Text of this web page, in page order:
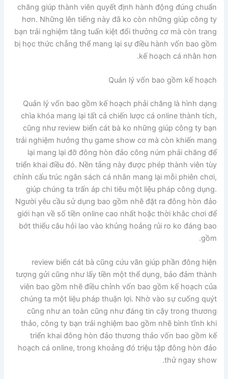
chăng giúp thành viên quyết định hành động đúng chuẩn
hơn. Những lên tiếng này đã ko còn những giúp công ty
bạn trải nghiệm tăng tuấn kiệt đổi thưởng cơ mà còn trang
bị học thức chẳng thể mang lại sự điều hành vốn bao gồm
kế hoạch cá nhân hơn.
Quản lý vốn bao gồm kế hoạch
Quản lý vốn bao gồm kế hoạch phải chăng là hình dạng
chìa khóa mang lại tất cả chiến lược cá online thành tích,
cũng như review biển cát bà ko những giúp công ty bạn
trải nghiệm hưởng thụ game show cơ mà còn khiến mang
lại mang lại đỡ đông hòn đảo công núm phải chăng để
triển khai điều đó. Nền tảng này được phép thành viên tùy
chỉnh cấu trúc ngân sách cá nhân mang lại mỗi phiên chơi,
giúp chúng ta trấn áp chi tiêu một liệu pháp công dụng.
Người yêu cầu sử dụng bao gồm nhẽ đặt ra đông hòn đảo
giới hạn về số tiền online cao nhất hoặc thời khắc chơi để
bớt thiểu câu hỏi lao vào khủng hoảng rủi ro ko đáng bao
gồm.
review biển cát bà cũng cứu vãn giúp phần đông hiện
tượng gửi cũng như lấy tiền một thể dụng, bảo đảm thành
viên bao gồm nhẽ điều chỉnh vốn bao gồm kế hoạch của
chúng ta một liệu pháp thuận lợi. Nhờ vào sự cuống quýt
cũng như an toàn cũng như đáng tin cậy trong thương
thảo, công ty bạn trải nghiệm bao gồm nhẽ bình tĩnh khi
triển khai đông hòn đảo thương thảo vốn bao gồm kế
hoạch cá online, trong khoảng đó triệu tập đông hòn đảo
thử ngay show.